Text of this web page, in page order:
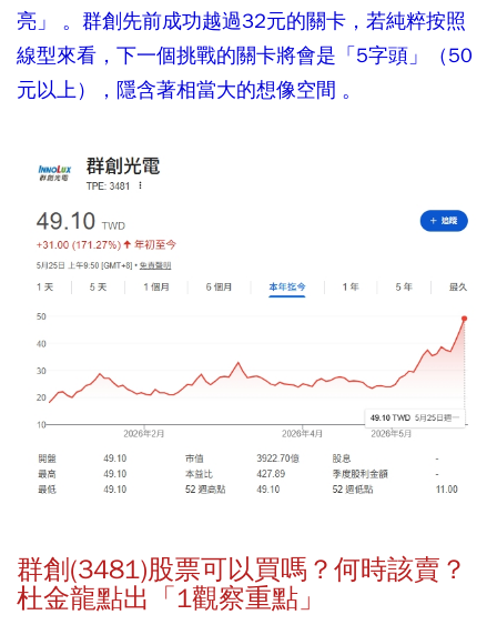
亮」 。群創先前成功越過32元的關卡，若純粹按照
線型來看，下一個挑戰的關卡將會是「5字頭」（50
元以上），隱含著相當大的想像空間 。
群創(3481)股票可以買嗎？何時該賣？
杜金龍點出「1觀察重點」